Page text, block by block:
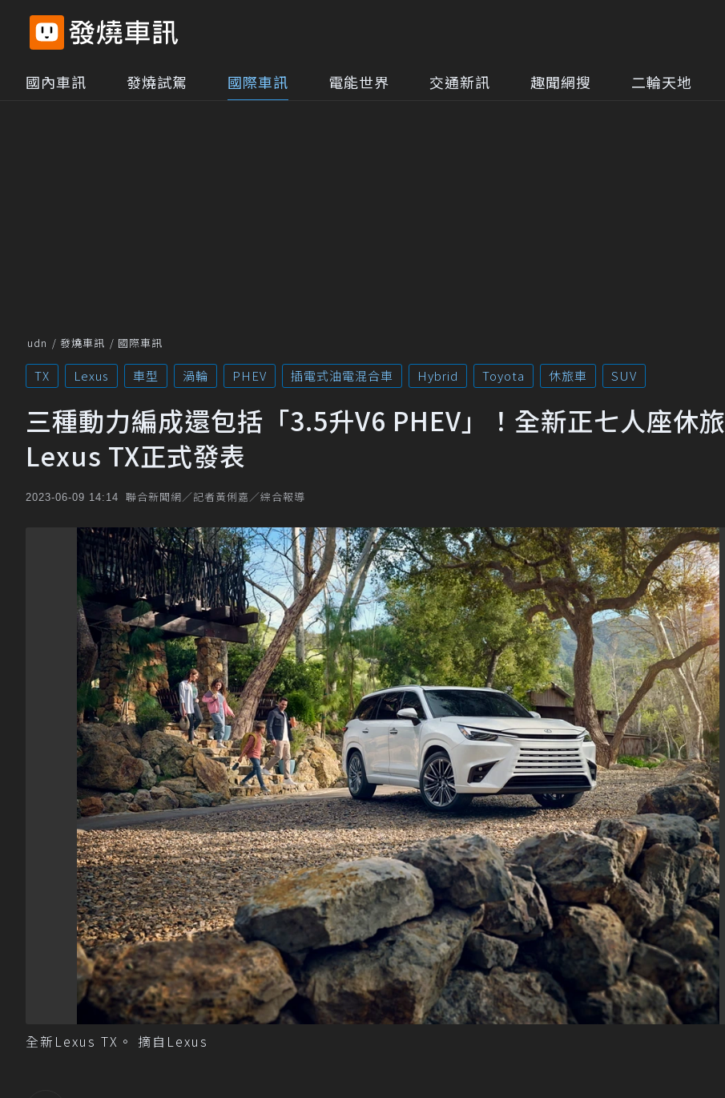
國內車訊 發燒試駕 國際車訊 電能世界 交通新訊 趣聞網搜 二輪天地
udn 發燒車訊 國際車訊
TX Lexus 車型 渦輪 PHEV 插電式油電混合車 Hybrid Toyota 休旅車 SUV
三種動力編成還包括「3.5升V6 PHEV」！全新正七人座休旅
Lexus TX正式發表
2023-06-09 14:14 聯合新聞網／記者黃俐嘉／綜合報導
全新Lexus TX。 摘自Lexus